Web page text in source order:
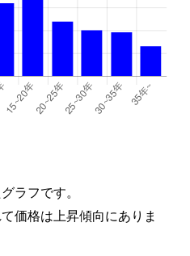
ラフです。
価格は上昇傾向にありま